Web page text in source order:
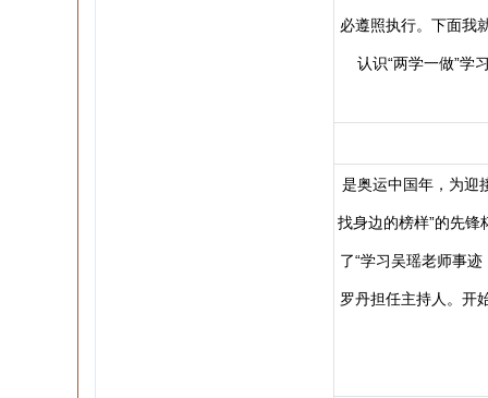
必遵照执行。下面我
认识“两学一做”学
是奥运中国年，为迎
找身边的榜样”的先
了“学习吴瑶老师事
罗丹担任主持人。开